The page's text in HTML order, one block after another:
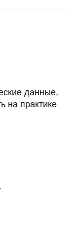
данные,
на практике